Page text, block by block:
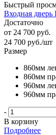
Быстрый
Входная
Достаточно
от 24 700 руб.
24 700 руб./шт
Размер
860мм
860мм
960мм
960мм
-
В корзину
Подробнее